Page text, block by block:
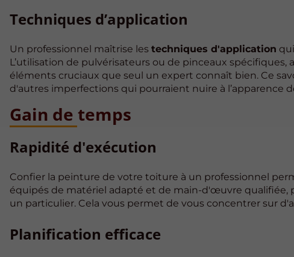
Techniques d’application
Un professionnel maîtrise les techniques d'application
L’utilisation de pulvérisateurs ou de pinceaux
éléments cruciaux que seul un expert connaît bien. Ce
d'autres imperfections qui pourraient nuire à l’apparence
Gain de temps
Rapidité d'exécution
Confier la peinture de votre toiture à un professionnel
équipés de matériel adapté et de main-d'œuvre qualifiée,
un particulier. Cela vous permet de vous concentrer sur
Planification efficace